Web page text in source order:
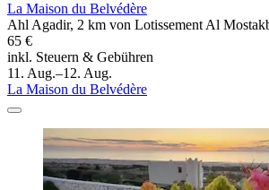
La Maison du Belvédère
Ahl Agadir, 2 km von Lotissement Al
65 €
inkl. Steuern & Gebühren
11. Aug.–12. Aug.
La Maison du Belvédère